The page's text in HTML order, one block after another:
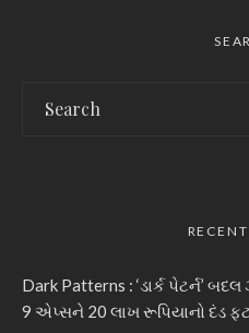
Dark Patterns : ‘ડાર્ક પેટર્ન’
9 એપ્સને 20 લાખ રૂપિયાનો દંડ